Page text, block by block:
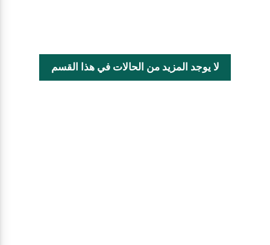
لا يوجد المزيد من الحالات في هذا القسم